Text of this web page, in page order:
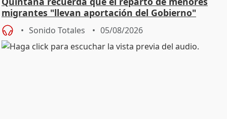
migrantes "llevan aportación del Gobierno"
central
Sonido Totales 05/08/2026